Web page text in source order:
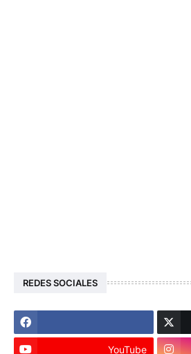
REDES SOCIALES
YouTube